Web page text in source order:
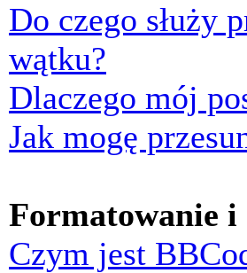
Do czego służy
wątku?
Dlaczego mój
Jak mogę
Formatowanie
Czym jest